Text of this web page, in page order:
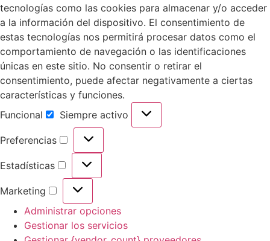
tecnologías como las cookies para almacenar y/o acceder
a la información del dispositivo. El consentimiento de
estas tecnologías nos permitirá procesar datos como el
comportamiento de navegación o las identificaciones
únicas en este sitio. No consentir o retirar el
consentimiento, puede afectar negativamente a ciertas
características y funciones.
Funcional
Siempre activo
Preferencias
Estadísticas
Marketing
Administrar opciones
Gestionar los servicios